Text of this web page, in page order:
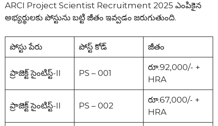
ARCI Project Scientist Recruitment 2025 ఎంపికైన
అభ్యర్థులకు పోస్టును బట్టి జీతం ఇవ్వడం జరుగుతుంది.
పోస్టు పేరు పోస్ట్ కోడ్ జీతం
ప్రాజెక్ట్ సైంటిస్ట్-II PS – 001
రూ.92,000/- +
HRA
ప్రాజెక్ట్ సైంటిస్ట్-II PS – 002
రూ.67,000/- +
HRA